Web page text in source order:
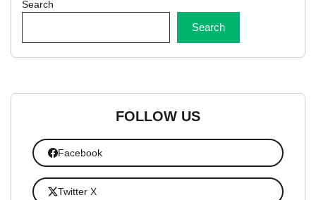
Search
Search
FOLLOW US
Facebook
Twitter X